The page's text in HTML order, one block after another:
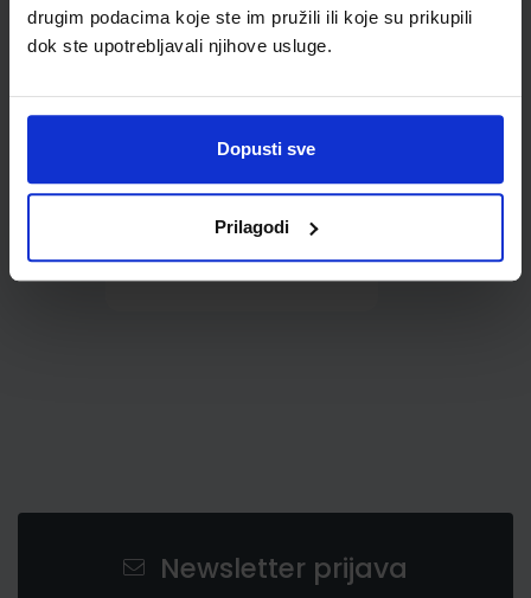
drugim podacima koje ste im pružili ili koje su prikupili
dok ste upotrebljavali njihove usluge.
Dopusti sve
Prilagodi
0,85 €
Newsletter prijava